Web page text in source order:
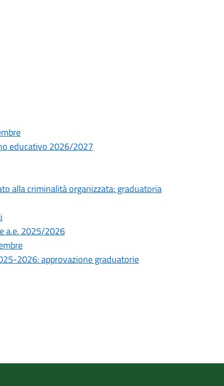
educativo 2026/2027
alla criminalità organizzata: graduatoria
a.e. 2025/2026
2026: approvazione graduatorie